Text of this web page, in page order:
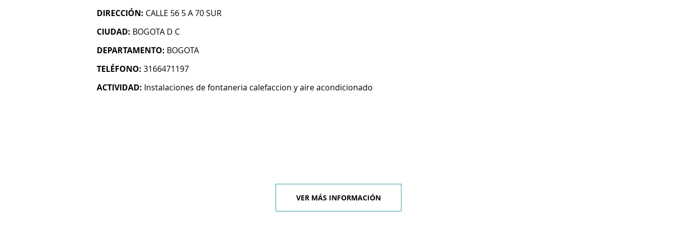
DIRECCIÓN: CALLE 56 5 A 70 SUR
CIUDAD: BOGOTA D C
DEPARTAMENTO: BOGOTA
TELÉFONO: 3166471197
ACTIVIDAD: Instalaciones de fontaneria calefaccion y aire acondicionado
VER MÁS INFORMACIÓN